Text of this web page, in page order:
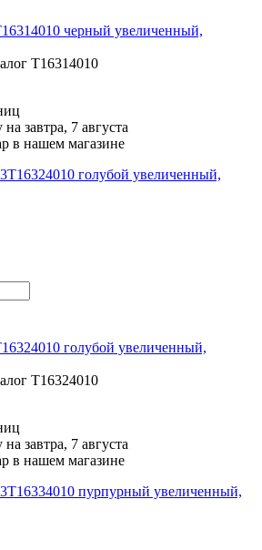
черный увеличенный,
T16314010
завтра, 7 августа
в нашем магазине
голубой увеличенный,
T16324010
завтра, 7 августа
в нашем магазине